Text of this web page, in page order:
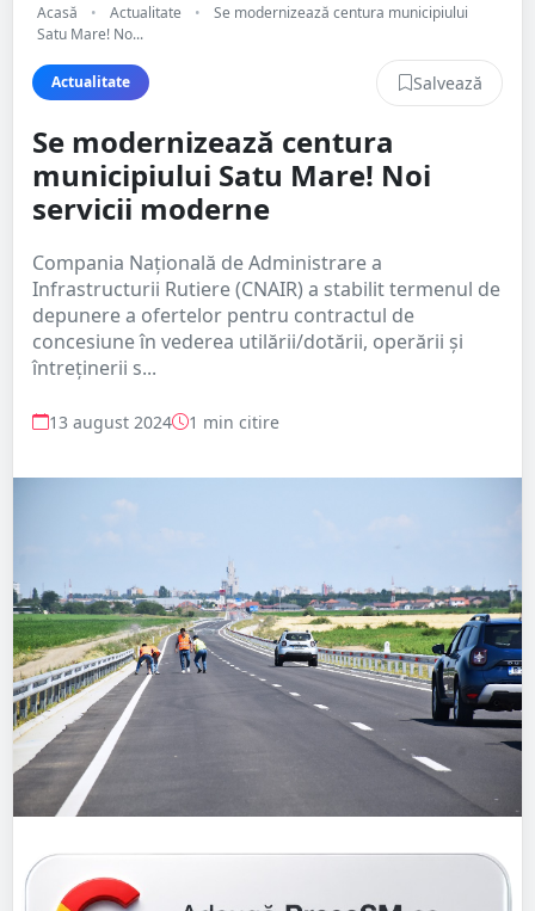
Acasă • Actualitate •
Se modernizează centura municipiului
Satu Mare! No...
Actualitate Salvează
Se modernizează centura
municipiului Satu Mare! Noi
servicii moderne
Compania Națională de Administrare a
Infrastructurii Rutiere (CNAIR) a stabilit termenul de
depunere a ofertelor pentru contractul de
concesiune în vederea utilării/dotării, operării și
întreținerii s...
13 august 2024 1 min citire